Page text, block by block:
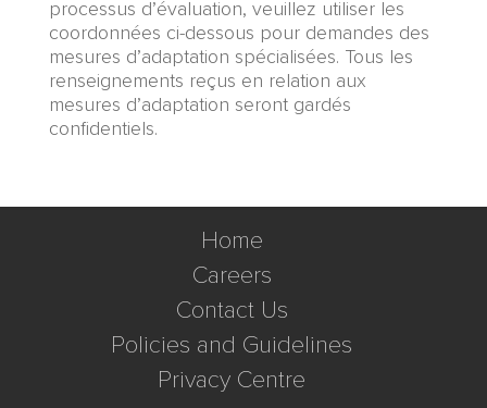
processus d’évaluation, veuillez utiliser les
coordonnées ci-dessous pour demandes des
mesures d’adaptation spécialisées. Tous les
renseignements reçus en relation aux
mesures d’adaptation seront gardés
confidentiels.
Home
Careers
Contact Us
Policies and Guidelines
Privacy Centre